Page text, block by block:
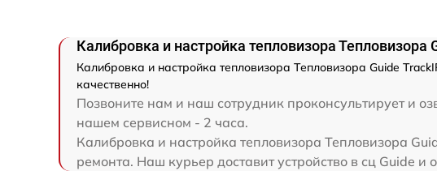
Калибровка и настройка тепловизора Тепловизора
Калибровка и настройка тепловизора Тепловизора Guide
качественно!
Позвоните нам и наш сотрудник проконсультирует и
нашем сервисном - 2 часа.
Калибровка и настройка тепловизора Тепловизора
ремонта. Наш курьер доставит устройство в сц Guide и